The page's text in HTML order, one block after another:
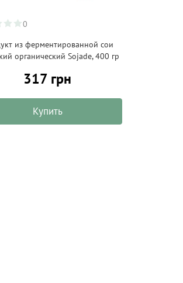
0
из ферментированной сои
органический Sojade, 400 гр
317 грн
Купить